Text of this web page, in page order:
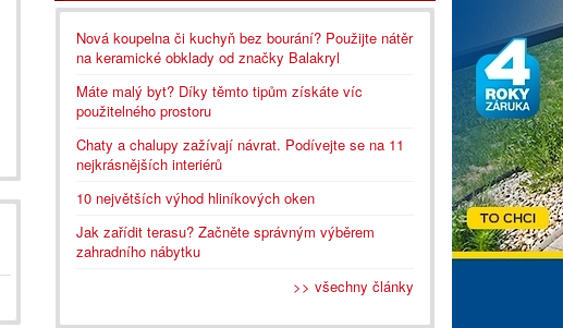
Nová koupelna či kuchyň bez bourání? Použijte nátěr
na keramické obklady od značky Balakryl
Máte malý byt? Díky těmto tipům získáte víc
použitelného prostoru
Chaty a chalupy zažívají návrat. Podívejte se na 11
nejkrásnějších interiérů
10 největších výhod hliníkových oken
Jak zařídit terasu? Začněte správným výběrem
zahradního nábytku
>> všechny články